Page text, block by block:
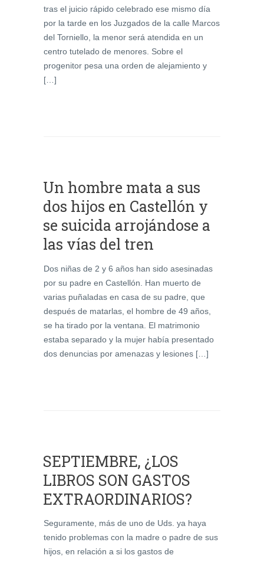
tras el juicio rápido celebrado ese mismo día
por la tarde en los Juzgados de la calle Marcos
del Torniello, la menor será atendida en un
centro tutelado de menores. Sobre el
progenitor pesa una orden de alejamiento y
[…]
Un hombre mata a sus
dos hijos en Castellón y
se suicida arrojándose a
las vías del tren
Dos niñas de 2 y 6 años han sido asesinadas
por su padre en Castellón. Han muerto de
varias puñaladas en casa de su padre, que
después de matarlas, el hombre de 49 años,
se ha tirado por la ventana. El matrimonio
estaba separado y la mujer había presentado
dos denuncias por amenazas y lesiones […]
SEPTIEMBRE, ¿LOS
LIBROS SON GASTOS
EXTRAORDINARIOS?
Seguramente, más de uno de Uds. ya haya
tenido problemas con la madre o padre de sus
hijos, en relación a si los gastos de